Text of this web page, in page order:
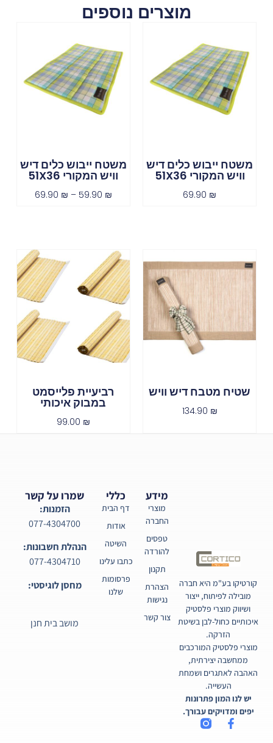
מוצרים נוספים
משטח ייבוש כלים דיש
וויש המקורי 51X36
69.90 ₪
משטח ייבוש כלים דיש
וויש המקורי 51X36
59.90 ₪
–
69.90 ₪
שטיח מטבח דיש וויש
134.90 ₪
רביעיית פלייסמט
במבוק איכותי
99.00 ₪
קורטיקו בע"מ היא חברה
מובילה לפיתוח, ייצור
ושיווק מוצרי פלסטיק
איכותיים כחול-לבן בשיטת
הזרקה.
מוצרי פלסטיק המורכבים
ממחשבה יצירתית,
האהבה לאתגרים ושמחת
העשייה.
יש לנו המון פתרונות
יפים ומדויקים עבורך.
כללי
דף הבית
אודות
השיטה
כתבו עלינו
פרסומות
שלנו
מידע
מוצרי
החברה
טפסים
להורדה
תקנון
הצהרת
נגישות
צור קשר
שמרו על קשר
הזמנות:
077-4304700
הנהלת חשבונות:
077-4304710
מחסן לוגיסטי:
מושב בית חנן